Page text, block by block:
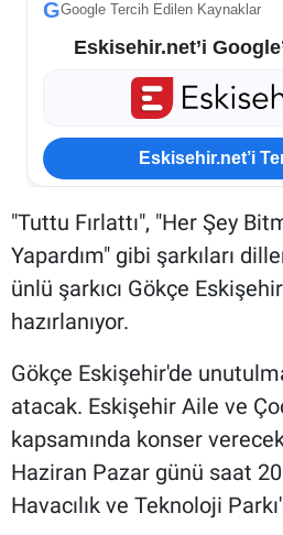
GGoogle Tercih Edilen Kaynaklar
Eskisehir.net’i
Eskisehir.net’i
"Tuttu Fırlattı", "Her Şey
Yapardım" gibi şarkıları
ünlü şarkıcı Gökçe
hazırlanıyor.
Gökçe Eskişehir'de
atacak. Eskişehir Aile ve
kapsamında konser
Haziran Pazar günü saat
Havacılık ve Teknoloji